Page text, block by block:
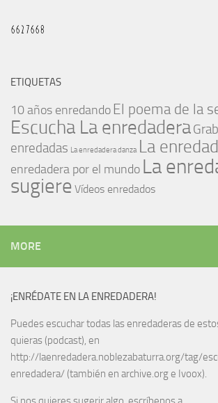
ETIQUETAS
10 años enredando El poema de la
Escucha La enredadera
enredadas La enredadera danza La
enredadera por el mundo La
sugiere Vídeos enredados
MORE
¡ENRÉDATE EN LA ENREDADERA!
Puedes escuchar todas las enredaderas de
quieras (podcast), en
http://laenredadera.noblezabaturra.org/tag/
enredadera/ (también en archive.org e Ivoox).